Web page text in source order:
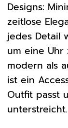
Designs:
zeitlose
jedes Detail
um eine Uhr
modern als
ist ein
Outfit passt
unterstreicht.